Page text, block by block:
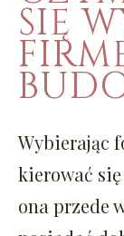
SIĘ
Wybierając
kierować
ona przede